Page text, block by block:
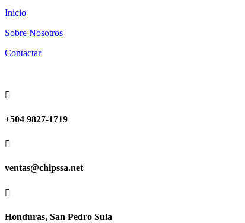
Inicio
Sobre Nosotros
Contactar

+504 9827-1719

ventas@chipssa.net

Honduras, San Pedro Sula